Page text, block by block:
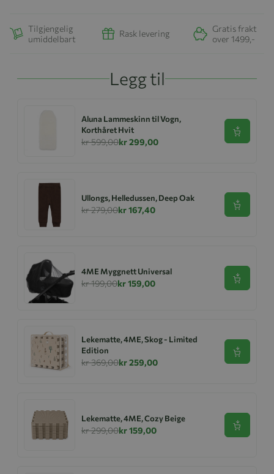
Tilgjengelig
umiddelbart
Rask levering
Gratis frakt
over 1499,-
Legg til
Aluna Lammeskinn til Vogn,
Korthåret Hvit
kr 599,00kr 299,00
Se
Ullongs, Helledussen, Deep Oak
kr 279,00kr 167,40 Se
4ME Myggnett Universal
kr 199,00kr 159,00 Se
Lekematte, 4ME, Skog - Limited
Edition
kr 369,00kr 259,00
Se
Lekematte, 4ME, Cozy Beige
kr 299,00kr 159,00 Se